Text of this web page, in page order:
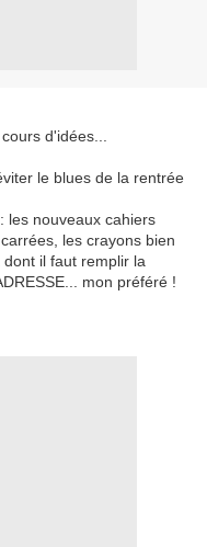
d'idées...
le blues de la rentrée
les nouveaux cahiers
les crayons bien
il faut remplir la
mon préféré !